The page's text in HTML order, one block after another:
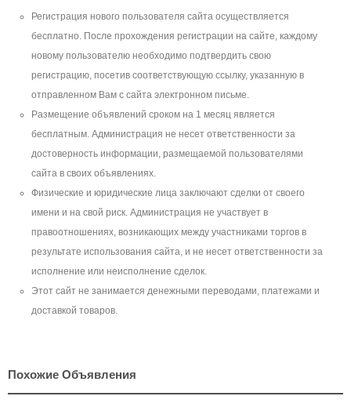
Регистрация нового пользователя сайта осуществляется
бесплатно. После прохождения регистрации на сайте, каждому
новому пользователю необходимо подтвердить свою
регистрацию, посетив соответствующую ссылку, указанную в
отправленном Вам с сайта электронном письме.
Размещение объявлений сроком на 1 месяц является
бесплатным. Администрация не несет ответственности за
достоверность информации, размещаемой пользователями
сайта в своих объявлениях.
Физические и юридические лица заключают сделки от своего
имени и на свой риск. Администрация не участвует в
правоотношениях, возникающих между участниками торгов в
результате использования сайта, и не несет ответственности за
исполнение или неисполнение сделок.
Этот сайт не занимается денежными переводами, платежами и
доставкой товаров.
Похожие Объявления